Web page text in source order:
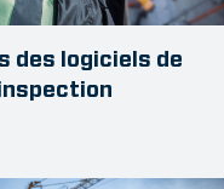
des logiciels de